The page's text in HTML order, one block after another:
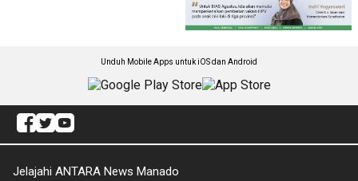
Unduh Mobile Apps untuk iOS dan Android
Jelajahi ANTARA News Manado